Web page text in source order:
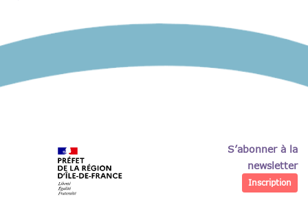
S’abonner à la
newsletter
Inscription